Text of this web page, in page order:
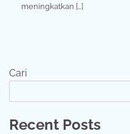
meningkatkan […]
Cari
Recent Posts